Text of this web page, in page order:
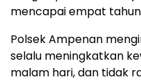
mencapai empat
Polsek Ampenan
selalu meningkatkan
malam hari, dan tidak